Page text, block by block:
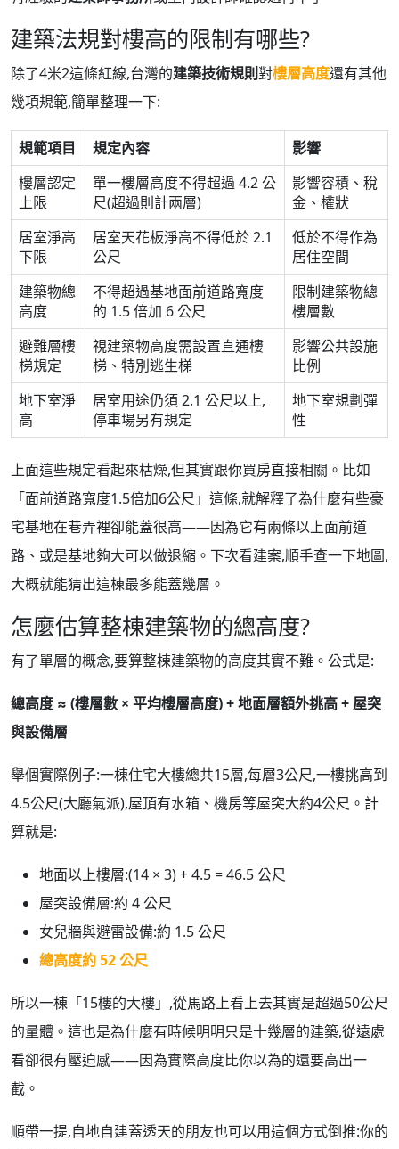
建築法規對樓高的限制有哪些?
除了4米2這條紅線,台灣的建築技術規則對樓層高度還有其他
幾項規範,簡單整理一下:
規範項目 規定內容
影響
樓層認定
上限
單一樓層高度不得超過 4.2 公
尺(超過則計兩層)
影響容積、稅
金、權狀
居室淨高
下限
居室天花板淨高不得低於 2.1
公尺
低於不得作為
居住空間
建築物總
高度
不得超過基地面前道路寬度
的 1.5 倍加 6 公尺
限制建築物總
樓層數
避難層樓
梯規定
視建築物高度需設置直通樓
梯、特別逃生梯
影響公共設施
比例
地下室淨
高
居室用途仍須 2.1 公尺以上,
停車場另有規定
地下室規劃彈
性
上面這些規定看起來枯燥,但其實跟你買房直接相關。比如
「面前道路寬度1.5倍加6公尺」這條,就解釋了為什麼有些豪
宅基地在巷弄裡卻能蓋很高——因為它有兩條以上面前道
路、或是基地夠大可以做退縮。下次看建案,順手查一下地圖,
大概就能猜出這棟最多能蓋幾層。
怎麼估算整棟建築物的總高度?
有了單層的概念,要算整棟建築物的高度其實不難。公式是:
總高度 ≈ (樓層數 × 平均樓層高度) + 地面層額外挑高 + 屋突
與設備層
舉個實際例子:一棟住宅大樓總共15層,每層3公尺,一樓挑高到
4.5公尺(大廳氣派),屋頂有水箱、機房等屋突大約4公尺。計
算就是:
地面以上樓層:(14 × 3) + 4.5 = 46.5 公尺
屋突設備層:約 4 公尺
女兒牆與避雷設備:約 1.5 公尺
總高度約 52 公尺
所以一棟「15樓的大樓」,從馬路上看上去其實是超過50公尺
的量體。這也是為什麼有時候明明只是十幾層的建築,從遠處
看卻很有壓迫感——因為實際高度比你以為的還要高出一
截。
順帶一提,自地自建蓋透天的朋友也可以用這個方式倒推:你的